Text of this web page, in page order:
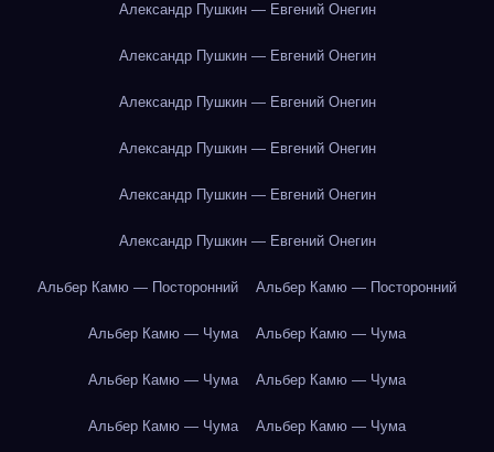
Александр Пушкин — Евгений Онегин
Александр Пушкин — Евгений Онегин
Александр Пушкин — Евгений Онегин
Александр Пушкин — Евгений Онегин
Александр Пушкин — Евгений Онегин
Александр Пушкин — Евгений Онегин
Альбер Камю — Посторонний Альбер Камю — Посторонний
Альбер Камю — Чума Альбер Камю — Чума
Альбер Камю — Чума Альбер Камю — Чума
Альбер Камю — Чума Альбер Камю — Чума